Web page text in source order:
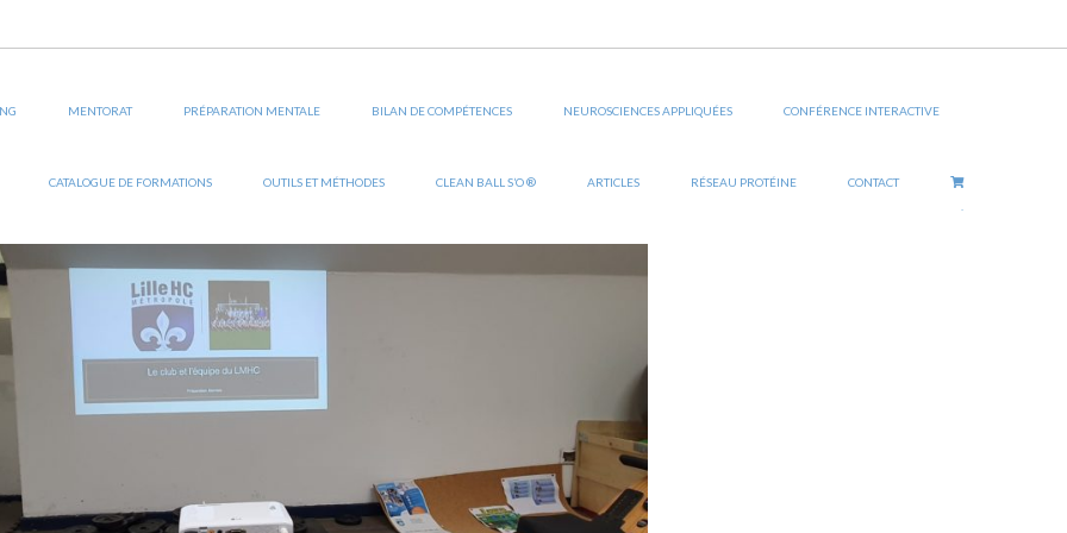
MENTORAT PRÉPARATION MENTALE BILAN DE COMPÉTENCES NEUROSCIENCES APPLIQUÉES CONFÉRENCE INTERACTIVE
CATALOGUE DE FORMATIONS OUTILS ET MÉTHODES CLEAN BALL S’O ® ARTICLES RÉSEAU PROTÉINE
CONTACT
particulièrement, est ce que nous avons vécu lors de la première séance au sein du Lille Métropole Hockey Club : la
des aspects inconnus et de potentialités cela entraine généralement plus d’estime de soi et plus de confiance. De telles
à une meilleure écoute et communication ce qui a eu pour résultat de donner accès à chacun des joueurs et coachs, de
d’obtenir ensemble de la performance.